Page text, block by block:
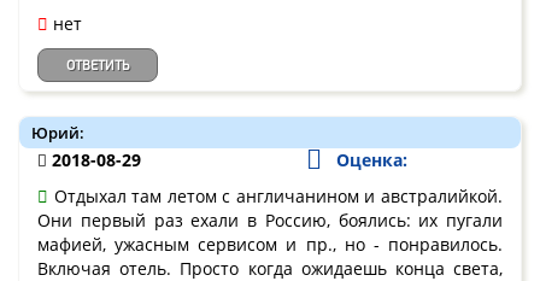
нет
ОТВЕТИТЬ
Юрий:
2018-08-29
Оценка:
Отдыхал там летом с англичанином и австралийкой.
Они первый раз ехали в Россию, боялись: их пугали
мафией, ужасным сервисом и пр., но - понравилось.
Включая отель. Просто когда ожидаешь конца света,